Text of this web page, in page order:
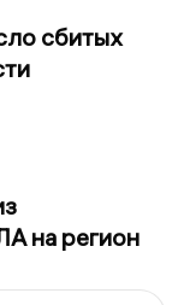
сбитых
на регион